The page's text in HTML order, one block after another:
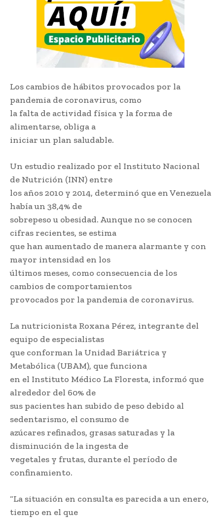
Los cambios de hábitos provocados por la
pandemia de coronavirus, como
la falta de actividad física y la forma de
alimentarse, obliga a
iniciar un plan saludable.
Un estudio realizado por el Instituto Nacional
de Nutrición (INN) entre
los años 2010 y 2014, determinó que en Venezuela
había un 38,4% de
sobrepeso u obesidad. Aunque no se conocen
cifras recientes, se estima
que han aumentado de manera alarmante y con
mayor intensidad en los
últimos meses, como consecuencia de los
cambios de comportamientos
provocados por la pandemia de coronavirus.
La nutricionista Roxana Pérez, integrante del
equipo de especialistas
que conforman la Unidad Bariátrica y
Metabólica (UBAM), que funciona
en el Instituto Médico La Floresta, informó que
alrededor del 60% de
sus pacientes han subido de peso debido al
sedentarismo, el consumo de
azúcares refinados, grasas saturadas y la
disminución de la ingesta de
vegetales y frutas, durante el período de
confinamiento.
“La situación en consulta es parecida a un enero,
tiempo en el que